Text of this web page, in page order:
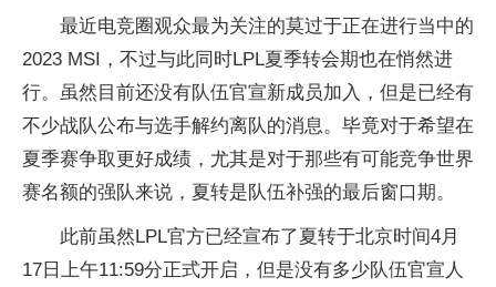
最近电竞圈观众最为关注的莫过于正在进行当中的
2023 MSI，不过与此同时LPL夏季转会期也在悄然进
行。虽然目前还没有队伍官宣新成员加入，但是已经有
不少战队公布与选手解约离队的消息。毕竟对于希望在
夏季赛争取更好成绩，尤其是对于那些有可能竞争世界
赛名额的强队来说，夏转是队伍补强的最后窗口期。
此前虽然LPL官方已经宣布了夏转于北京时间4月
17日上午11:59分正式开启，但是没有多少队伍官宣人